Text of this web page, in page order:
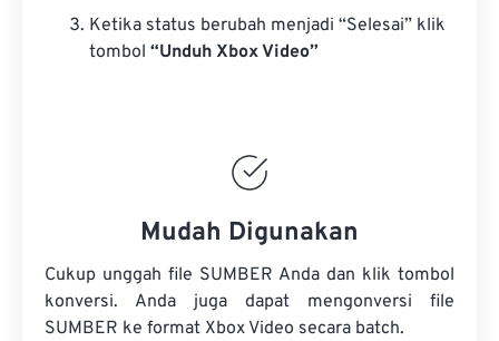
Ketika status berubah menjadi “Selesai” klik
tombol “Unduh Xbox Video”
Mudah Digunakan
Cukup unggah file SUMBER Anda dan klik tombol
konversi. Anda juga dapat mengonversi file
SUMBER ke format Xbox Video secara batch.